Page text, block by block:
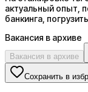
актуальный опыт,
банкинга,
Вакансия в архиве
Вакансия в архиве
Сохранить в